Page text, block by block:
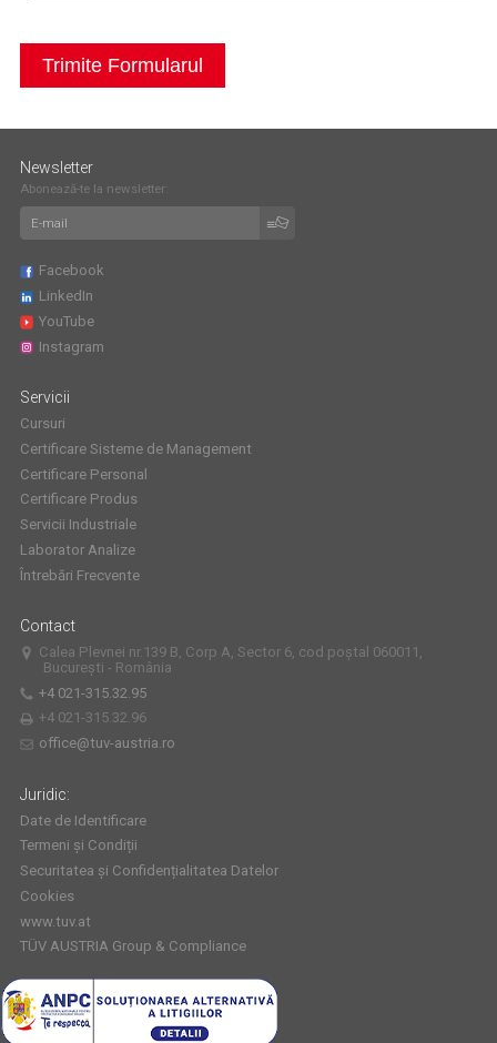
Trimite Formularul
Servicii
Cursuri
Certificare Sisteme de Management
Certificare Personal
Certificare Produs
Servicii Industriale
Laborator Analize
Întrebări Frecvente
Newsletter
Abonează-te la newsletter:
Facebook
LinkedIn
YouTube
Instagram
Contact
Calea Plevnei nr.139 B, Corp A, Sector 6, cod poștal 060011,
București - România
+4 021-315.32.95
+4 021-315.32.96
office@tuv-austria.ro
Juridic:
Date de Identificare
Termeni și Condiții
Securitatea și Confidențialitatea Datelor
Cookies
www.tuv.at
TÜV AUSTRIA Group & Compliance